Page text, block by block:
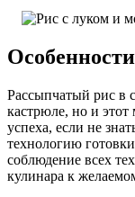
Рассыпчатый рис в
кастрюле, но и этот
успеха, если не
технологию
соблюдение всех
кулинара к